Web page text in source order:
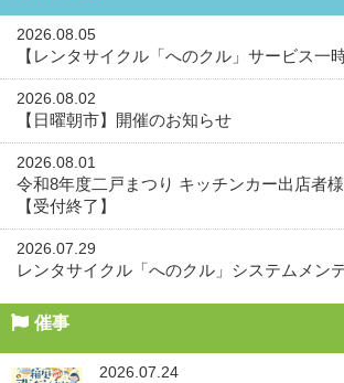
2026.08.05
【レンタサイクル「へのクル」サービス一
2026.08.02
【日曜朝市】開催のお知らせ
2026.08.01
令和8年度二戸まつり キッチンカー出店者
【受付終了】
2026.07.29
レンタサイクル「へのクル」システムメン
催事
2026.07.24